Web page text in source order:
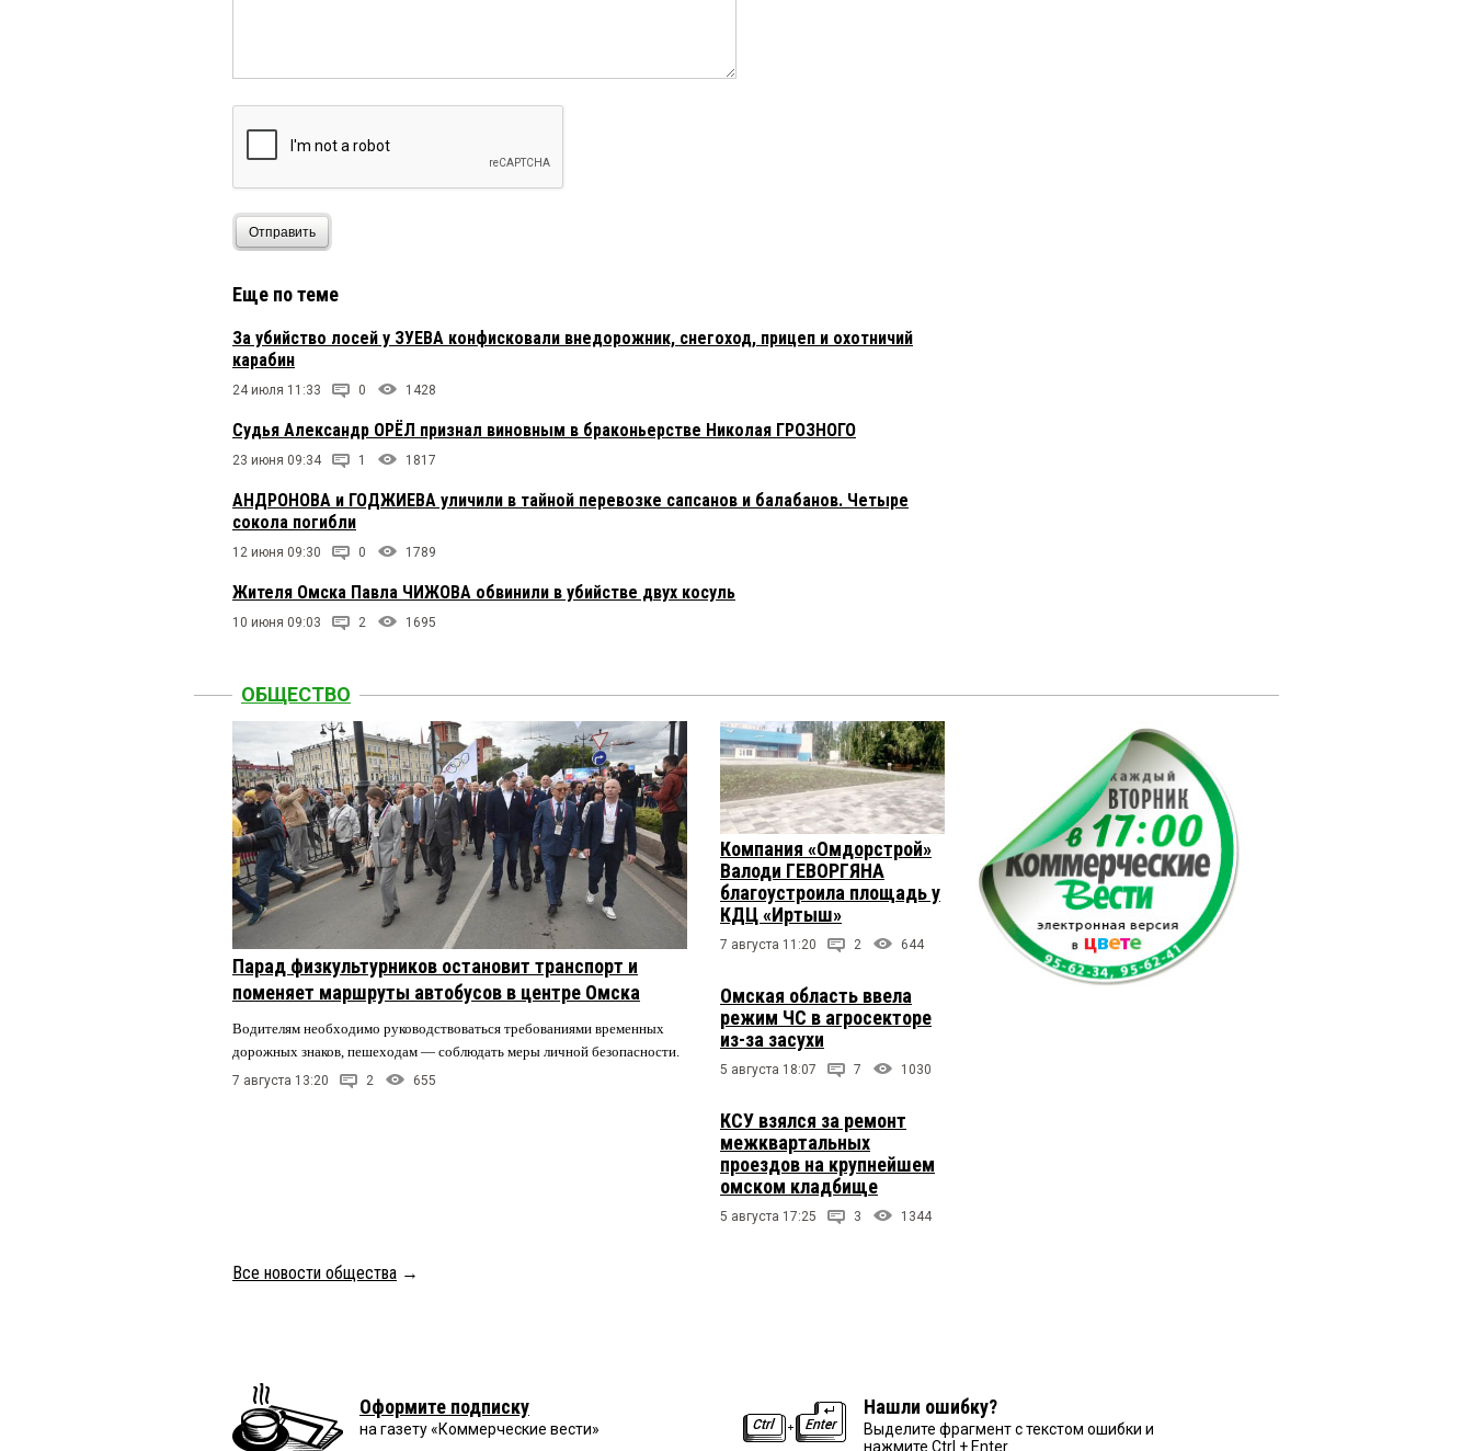
Отправить
Еще по теме
За убийство лосей у ЗУЕВА конфисковали внедорожник, снегоход, прицеп и охотничий
карабин
24 июля 11:33 0 1428
Судья Александр ОРЁЛ признал виновным в браконьерстве Николая ГРОЗНОГО
23 июня 09:34 1 1817
АНДРОНОВА и ГОДЖИЕВА уличили в тайной перевозке сапсанов и балабанов. Четыре
сокола погибли
12 июня 09:30 0 1789
Жителя Омска Павла ЧИЖОВА обвинили в убийстве двух косуль
10 июня 09:03 2 1695
ОБЩЕСТВО
Парад физкультурников остановит транспорт и
поменяет маршруты автобусов в центре Омска
Водителям необходимо руководствоваться требованиями временных
дорожных знаков, пешеходам — соблюдать меры личной безопасности.
7 августа 13:20 2 655
Компания «Омдорстрой»
Валоди ГЕВОРГЯНА
благоустроила площадь у
КДЦ «Иртыш»
7 августа 11:20 2 644
Омская область ввела
режим ЧС в агросекторе
из-за засухи
5 августа 18:07 7 1030
КСУ взялся за ремонт
межквартальных
проездов на крупнейшем
омском кладбище
5 августа 17:25 3 1344
Все новости общества →
Оформите подписку
на газету «Коммерческие вести»
Нашли ошибку?
Выделите фрагмент с текстом ошибки и
нажмите Ctrl + Enter.